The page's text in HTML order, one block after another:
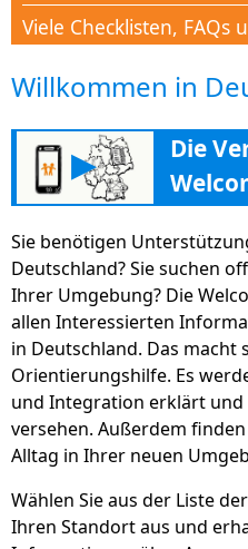
Viele Checklisten, FAQs
Neue Kategorie
dieser Krisenzeit mit
Neuer Bereich
Adressen und
zu finden
Jetzt einfach und breit
Fassung unter
germany.de
Schwesternplattform
Beruf.online zur
Familie und Beruf
Webseite und PC-
Neuer Bereich
und Informationen beim
Willkommen in
▶
Die
Sie benötigen
Deutschland? Sie suchen
Ihrer Umgebung? Die
allen Interessierten
in Deutschland. Das macht
Orientierungshilfe. Es
und Integration erklärt
versehen. Außerdem
Alltag in Ihrer neuen
Wählen Sie aus der Liste
Ihren Standort aus und